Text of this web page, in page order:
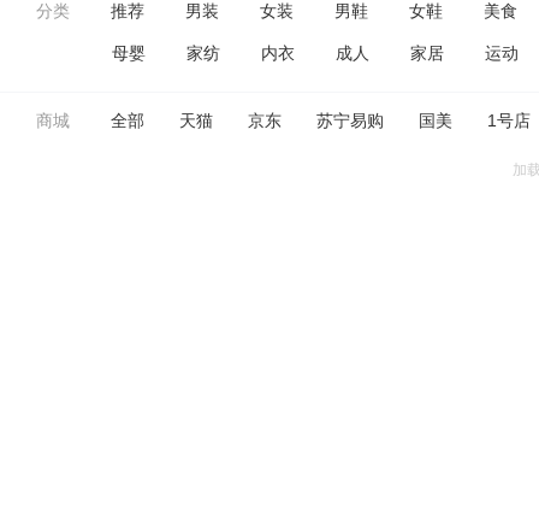
分类 推荐 男装 女装 男鞋 女鞋 美食
母婴 家纺 内衣 成人 家居 运动
商城 全部 天猫 京东 苏宁易购 国美 1号店
加